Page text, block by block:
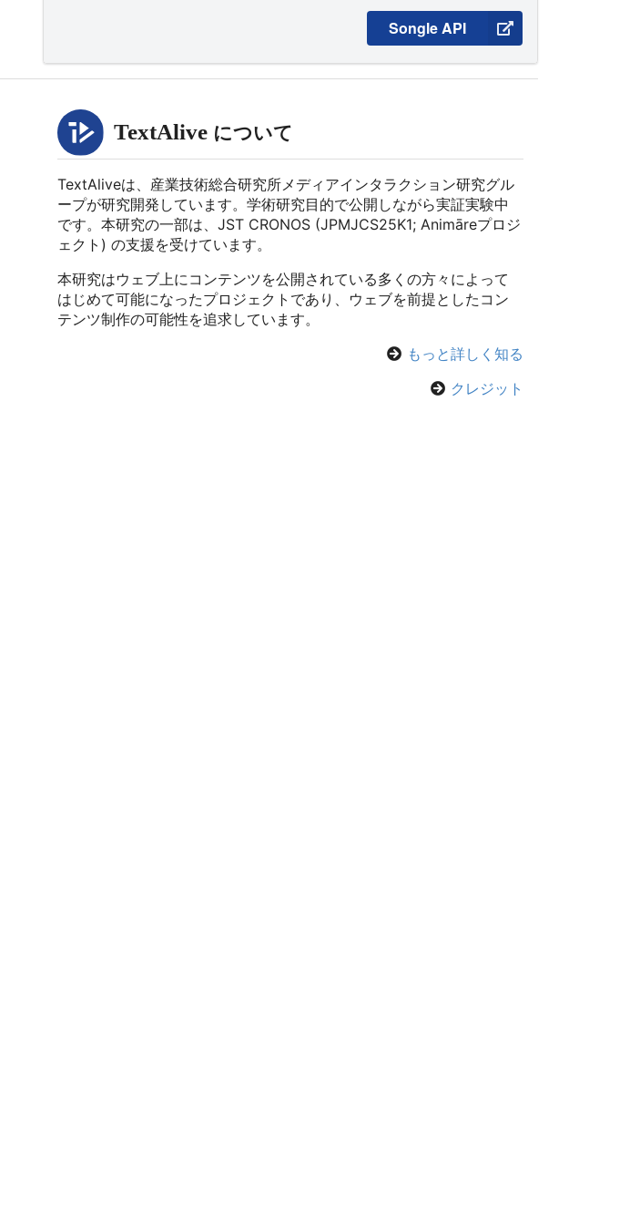
Songle API
TextAliveについて
TextAliveは、産業技術総合研究所メディアインタラクション研究グル
ープが研究開発しています。学術研究目的で公開しながら実証実験中
です。本研究の一部は、 JST CRONOS (JPMJCS25K1; Animāreプロジ
ェクト) の支援を受けています。
本研究はウェブ上にコンテンツを公開されている多くの方々によって
はじめて可能になったプロジェクトであり、ウェブを前提としたコン
テンツ制作の可能性を追求しています。
もっと詳しく知る
クレジット